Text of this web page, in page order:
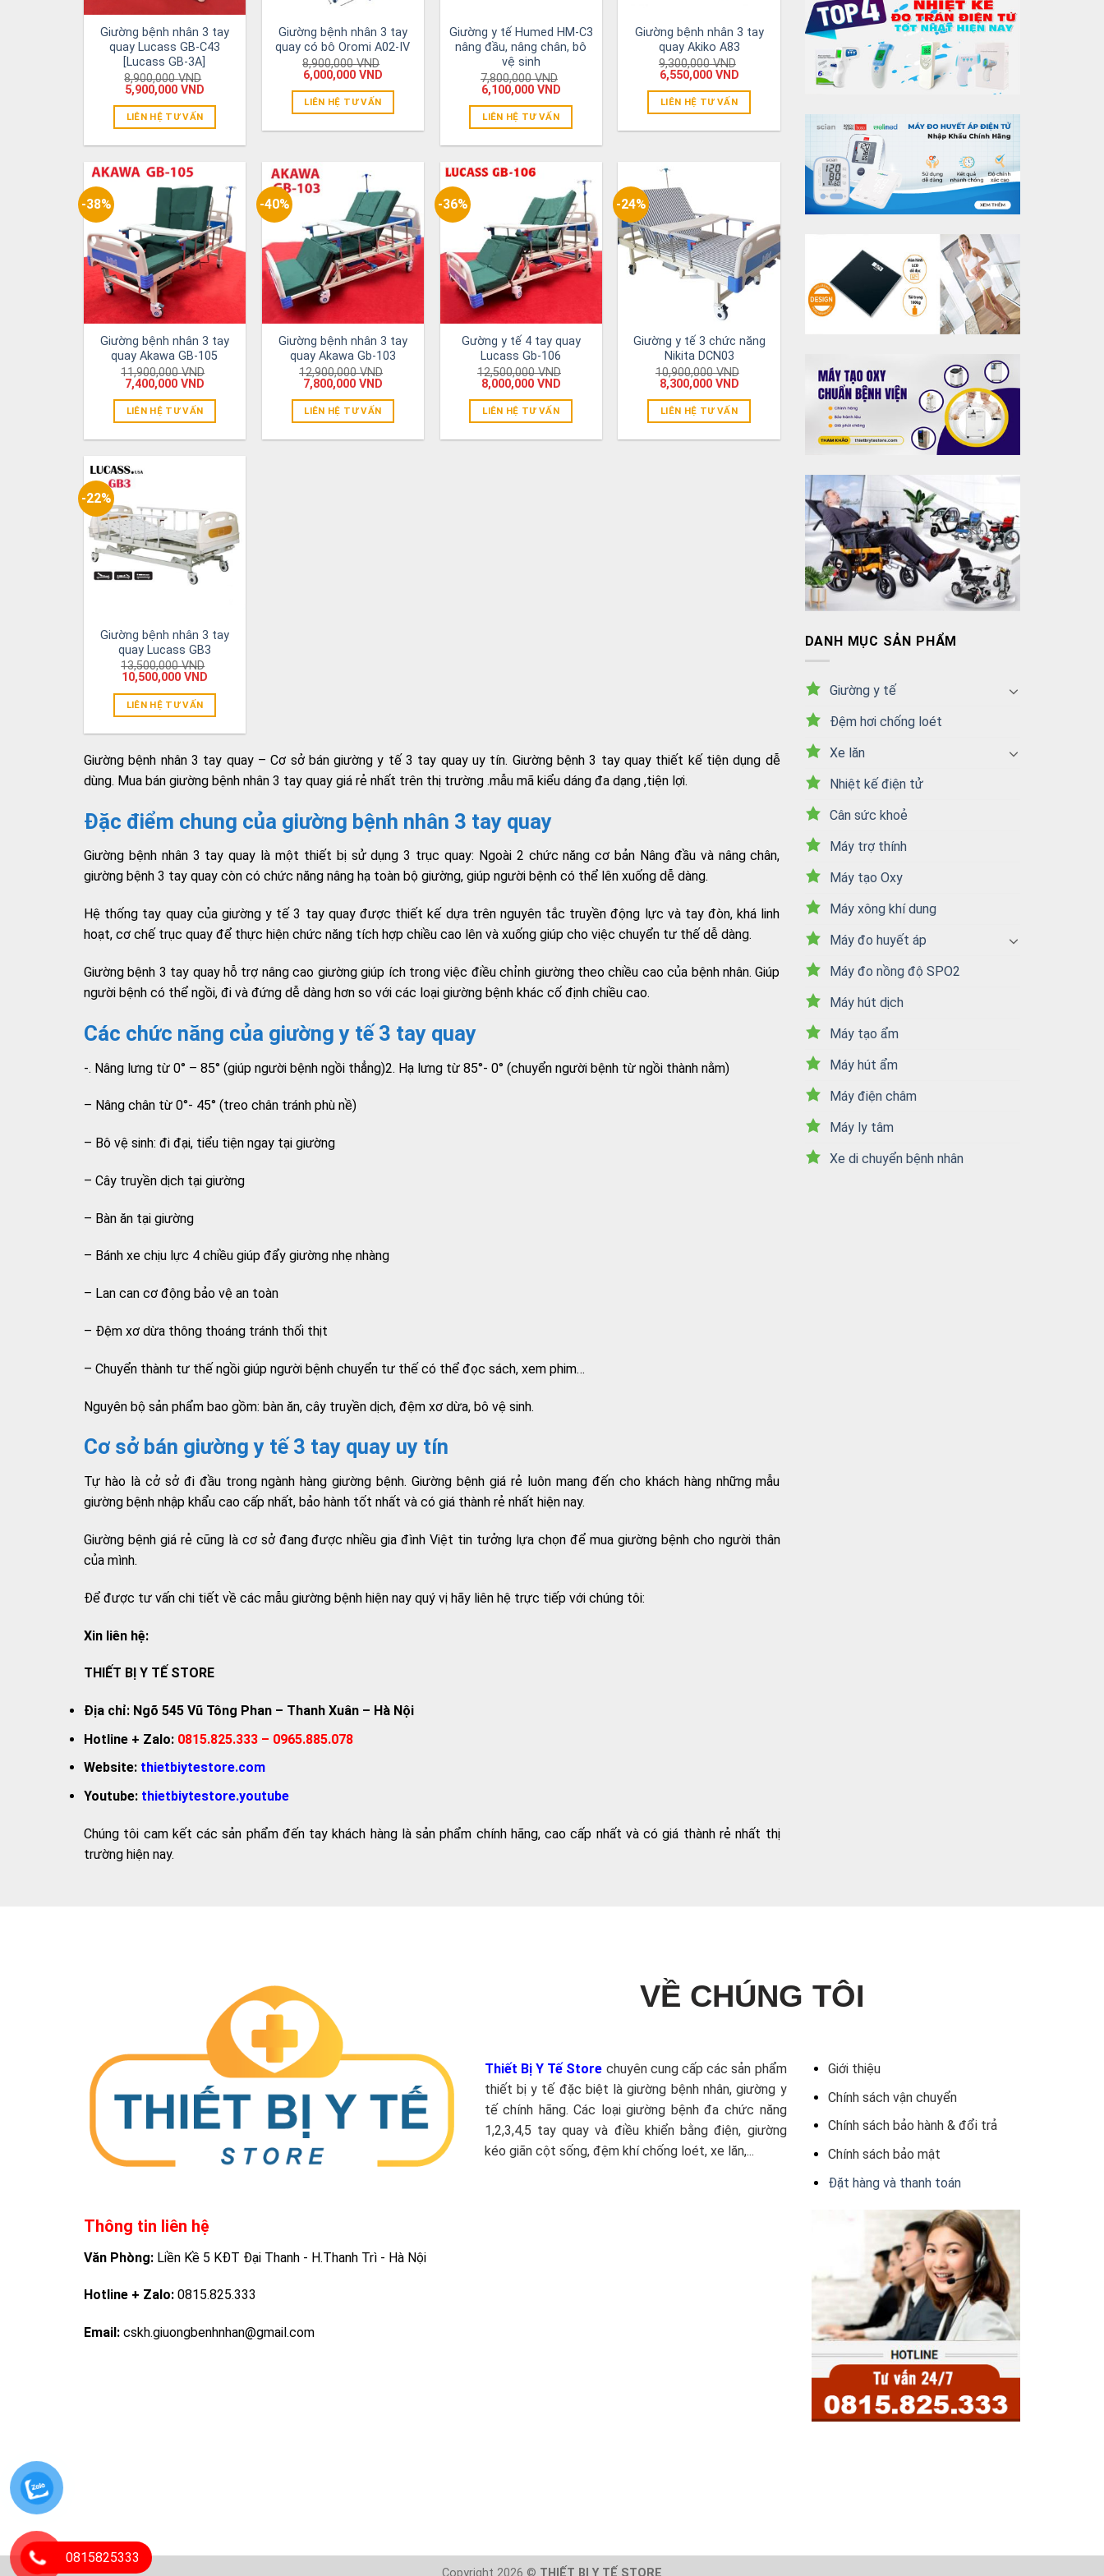
Giường bệnh nhân 3 tay
quay Lucass GB-C43
[Lucass GB-3A]
8,900,000VND
5,900,000 VND
LIÊN HỆ TƯ VẤN
Giường bệnh nhân 3 tay
quay có bô Oromi A02-IV
8,900,000VND
6,000,000 VND
LIÊN HỆ TƯ VẤN
Giường y tế Humed HM-C3
nâng đầu, nâng chân, bô
vệ sinh
7,800,000VND
6,100,000 VND
LIÊN HỆ TƯ VẤN
Giường bệnh nhân 3 tay
quay Akiko A83
9,300,000VND
6,550,000 VND
LIÊN HỆ TƯ VẤN
-38%
Giường bệnh nhân 3 tay
quay Akawa GB-105
11,900,000VND
7,400,000 VND
LIÊN HỆ TƯ VẤN
-40%
Giường bệnh nhân 3 tay
quay Akawa Gb-103
12,900,000VND
7,800,000 VND
LIÊN HỆ TƯ VẤN
-36%
Gường y tế 4 tay quay
Lucass Gb-106
12,500,000VND
8,000,000 VND
LIÊN HỆ TƯ VẤN
-24%
Giường y tế 3 chức năng
Nikita DCN03
10,900,000VND
8,300,000 VND
LIÊN HỆ TƯ VẤN
-22%
Giường bệnh nhân 3 tay
quay Lucass GB3
13,500,000VND
10,500,000 VND
LIÊN HỆ TƯ VẤN
Giường bệnh nhân 3 tay quay – Cơ sở bán giường y tế 3 tay quay uy tín. Giường bệnh 3 tay quay thiết kế tiện dụng dễ
dùng. Mua bán giường bệnh nhân 3 tay quay giá rẻ nhất trên thị trường .mẫu mã kiểu dáng đa dạng ,tiện lợi.
Đặc điểm chung của giường bệnh nhân 3 tay quay
Giường bệnh nhân 3 tay quay là một thiết bị sử dụng 3 trục quay: Ngoài 2 chức năng cơ bản Nâng đầu và nâng chân,
giường bệnh 3 tay quay còn có chức năng nâng hạ toàn bộ giường, giúp người bệnh có thể lên xuống dễ dàng.
Hệ thống tay quay của giường y tế 3 tay quay được thiết kế dựa trên nguyên tắc truyền động lực và tay đòn, khá linh
hoạt, cơ chế trục quay để thực hiện chức năng tích hợp chiều cao lên và xuống giúp cho việc chuyển tư thế dễ dàng.
Giường bệnh 3 tay quay hỗ trợ nâng cao giường giúp ích trong việc điều chỉnh giường theo chiều cao của bệnh nhân. Giúp
người bệnh có thể ngồi, đi và đứng dễ dàng hơn so với các loại giường bệnh khác cố định chiều cao.
Các chức năng của giường y tế 3 tay quay
-. Nâng lưng từ 0° – 85° (giúp người bệnh ngồi thẳng)2. Hạ lưng từ 85°- 0° (chuyển người bệnh từ ngồi thành nằm)
– Nâng chân từ 0°- 45° (treo chân tránh phù nề)
– Bô vệ sinh: đi đại, tiểu tiện ngay tại giường
– Cây truyền dịch tại giường
– Bàn ăn tại giường
– Bánh xe chịu lực 4 chiều giúp đẩy giường nhẹ nhàng
– Lan can cơ động bảo vệ an toàn
– Đệm xơ dừa thông thoáng tránh thối thịt
– Chuyển thành tư thế ngồi giúp người bệnh chuyển tư thế có thể đọc sách, xem phim…
Nguyên bộ sản phẩm bao gồm: bàn ăn, cây truyền dịch, đệm xơ dừa, bô vệ sinh.
Cơ sở bán giường y tế 3 tay quay uy tín
Tự hào là cở sở đi đầu trong ngành hàng giường bệnh. Giường bệnh giá rẻ luôn mang đến cho khách hàng những mẫu
giường bệnh nhập khẩu cao cấp nhất, bảo hành tốt nhất và có giá thành rẻ nhất hiện nay.
Giường bệnh giá rẻ cũng là cơ sở đang được nhiều gia đình Việt tin tưởng lựa chọn để mua giường bệnh cho người thân
của mình.
Để được tư vấn chi tiết về các mẫu giường bệnh hiện nay quý vị hãy liên hệ trực tiếp với chúng tôi:
Xin liên hệ:
THIẾT BỊ Y TẾ STORE
Địa chỉ: Ngõ 545 Vũ Tông Phan – Thanh Xuân – Hà Nội
Hotline + Zalo: 0815.825.333 – 0965.885.078
Website: thietbiytestore.com
Youtube: thietbiytestore.youtube
Chúng tôi cam kết các sản phẩm đến tay khách hàng là sản phẩm chính hãng, cao cấp nhất và có giá thành rẻ nhất thị
trường hiện nay.
DANH MỤC SẢN PHẨM
Giường y tế
Đệm hơi chống loét
Xe lăn
Nhiệt kế điện tử
Cân sức khoẻ
Máy trợ thính
Máy tạo Oxy
Máy xông khí dung
Máy đo huyết áp
Máy đo nồng độ SPO2
Máy hút dịch
Máy tạo ẩm
Máy hút ẩm
Máy điện châm
Máy ly tâm
Xe di chuyển bệnh nhân
Thông tin liên hệ
Văn Phòng: Liền Kề 5 KĐT Đại Thanh - H.Thanh Trì - Hà Nội
Hotline + Zalo: 0815.825.333
Email: cskh.giuongbenhnhan@gmail.com
VỀ CHÚNG TÔI
Thiết Bị Y Tế Store chuyên cung cấp các sản phẩm
thiết bị y tế đặc biệt là giường bệnh nhân, giường y
tế chính hãng. Các loại giường bệnh đa chức năng
1,2,3,4,5 tay quay và điều khiển bằng điện, giường
kéo giãn cột sống, đệm khí chống loét, xe lăn,...
Giới thiệu
Chính sách vận chuyển
Chính sách bảo hành & đổi trả
Chính sách bảo mật
Đặt hàng và thanh toán
Copyright 2026 © THIẾT BỊ Y TẾ STORE
0815825333